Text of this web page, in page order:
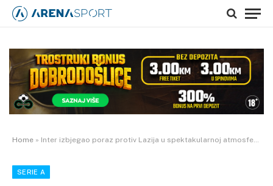
Home » Inter izbjegao poraz protiv Lazija u spektakularnoj atmosferi na Meazzi
SERIE A